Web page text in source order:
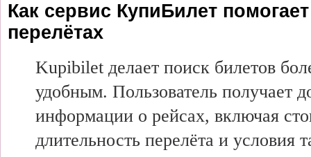
Как сервис КупиБилет
перелётах
Kupibilet делает поиск билетов
удобным. Пользователь получает
информации о рейсах, включая
длительность перелёта и условия